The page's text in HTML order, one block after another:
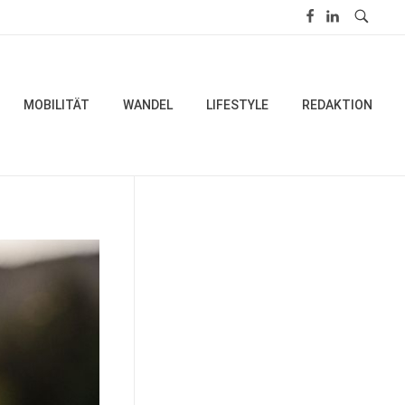
MOBILITÄT WANDEL LIFESTYLE REDAKTION